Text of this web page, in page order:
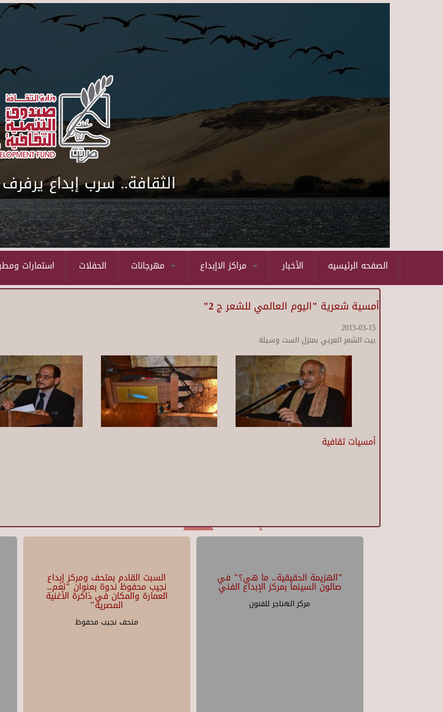
الثقافة.. سرب إبداع
استمارات الحفلات الأخبار الصفحه الرئيسيه
أمسية شعرية "اليوم العالمي للشعر ج 2"
2015-03-15
بيت الشعر العربي بمنزل الست وسيلة
أمسيات ثقافية
السبت القادم بمتحف ومركز إبداع
نجيب محفوظ ندوة بعنوان "نغم..
العمارة والمكان في ذاكرة الأغنية
المصرية"
متحف نجيب محفوظ
"الهزيمة الحقيقية.. ما هي؟" في
صالون السينما بمركز الإبداع الفني
مركز الهناجر للفنون